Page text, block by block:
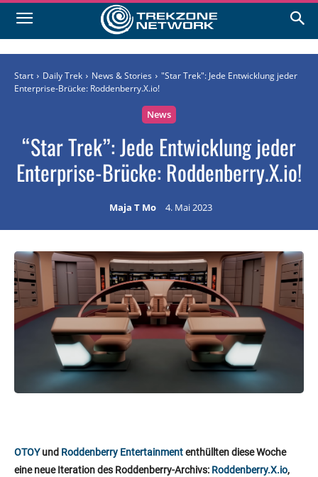
Start Daily Trek News & Stories
"Star Trek": Jede Entwicklung jeder
Enterprise-Brücke: Roddenberry.X.io!
News
“Star Trek”: Jede Entwicklung jeder
Enterprise-Brücke: Roddenberry.X.io!
Maja T Mo 4. Mai 2023
OTOYund Roddenberry Entertainmententhüllten diese Woche
eine neue Iteration des Roddenberry-Archivs: Roddenberry.X.io,